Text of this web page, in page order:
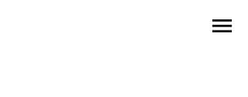
menu